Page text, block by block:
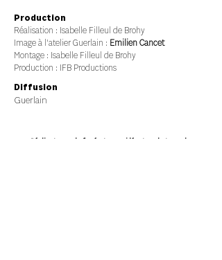
Production
Réalisation : Isabelle Filleul de Brohy
Image à l'atelier Guerlain : Emilien Cancet
Montage : Isabelle Filleul de Brohy
Production : IFB Productions
Diffusion
Guerlain
Réalisateur chef opérateur vidéaste
photographe